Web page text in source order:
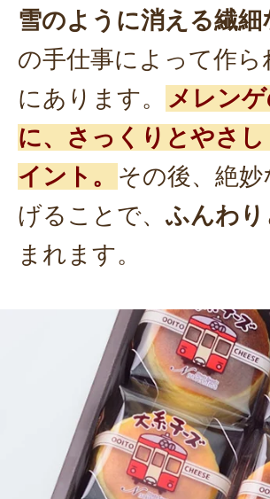
雪のように消える繊細
の手仕事によって作ら
にあります。
メレン
に、さっくりとやさ
イント。
その後、絶
げることで、 ふんわ
まれます。